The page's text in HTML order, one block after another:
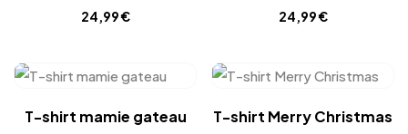
24,99€ 24,99€
T-shirt mamie gateau T-shirt Merry Christmas